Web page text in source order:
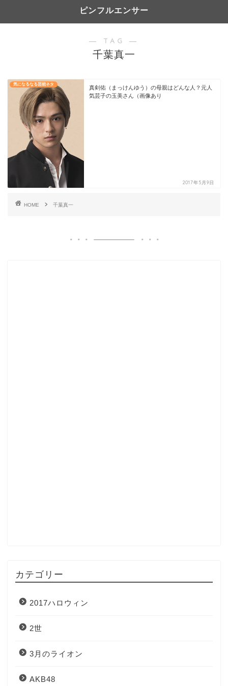
ピンフルエンサー
― TAG ―
千葉真一
気になるなる芸能ネタ
真剣佑（まっけんゆう）の母親はどんな人？元人
気芸子の玉美さん（画像あり
2017年5月9日
HOME 千葉真一
カテゴリー
2017ハロウィン
2世
3月のライオン
AKB48